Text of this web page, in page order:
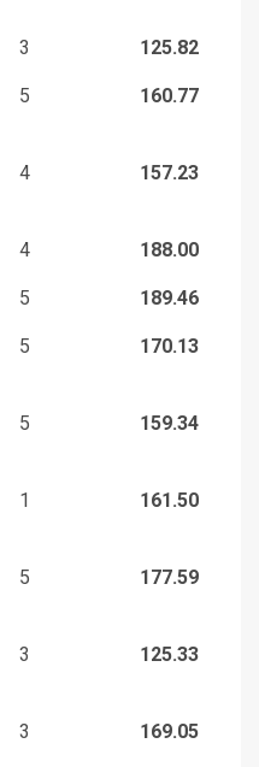
3 125.82
5 160.77
4 157.23
4 188.00
5 189.46
5 170.13
5 159.34
1 161.50
5 177.59
3 125.33
3 169.05